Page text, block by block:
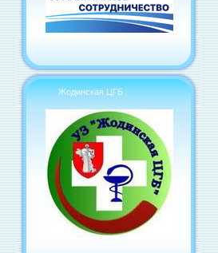
Жодинская ЦГБ